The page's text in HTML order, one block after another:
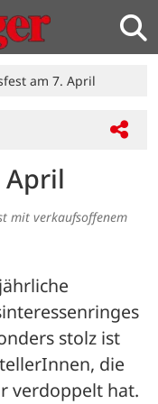
am 7. April
April
mit verkaufsoffenem
stolz ist
die
verdoppelt hat.